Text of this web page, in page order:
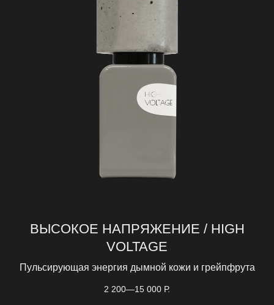
ВЫСОКОЕ НАПРЯЖЕНИЕ / HIGH
VOLTAGE
Пульсирующая энергия дымной кожи и грейпфрута
2 200—15 000 Р.